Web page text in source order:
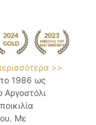
>>
1986 ως
Αργοστόλι
Με